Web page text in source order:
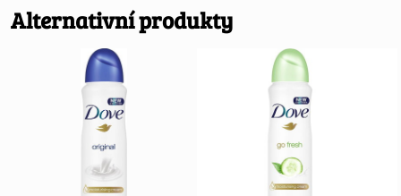
Alternativní produkty